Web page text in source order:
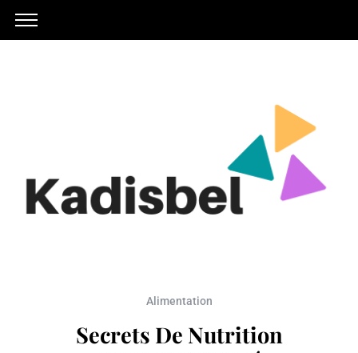
Alimentation
Secrets De Nutrition